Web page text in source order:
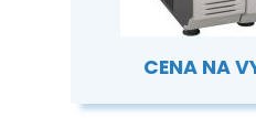
CENA NA